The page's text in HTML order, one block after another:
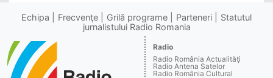
Echipa Frecvenţe Grilă programe Parteneri
Statutul
jurnalistului Radio Romania
Radio
Radio România Actualităţi
Radio Antena Satelor
Radio România Cultural